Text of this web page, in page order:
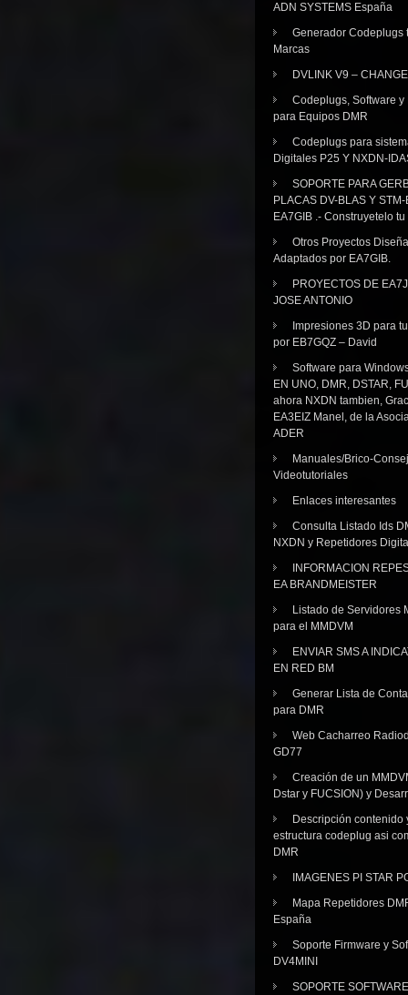
ADN SYSTEMS España
Generador Codeplugs
Marcas
DVLINK V9 –
Codeplugs, Software y
para Equipos DMR
Codeplugs para
Digitales P25 Y NXDN-
SOPORTE PARA
PLACAS DV-BLAS Y
EA7GIB .- Construyetelo
Otros Proyectos
Adaptados por EA7GIB.
PROYECTOS DE
JOSE ANTONIO
Impresiones 3D para
por EB7GQZ – David
Software para
EN UNO, DMR, DSTAR,
ahora NXDN tambien,
EA3EIZ Manel, de la
ADER
Manuales/Brico-
Videotutoriales
Enlaces interesantes
Consulta Listado Ids
NXDN y Repetidores
INFORMACION
EA BRANDMEISTER
Listado de Servidores
para el MMDVM
ENVIAR SMS A
EN RED BM
Generar Lista de
para DMR
Web Cacharreo
GD77
Creación de un
Dstar y FUCSION) y
Descripción contenido
estructura codeplug asi
DMR
IMAGENES PI STAR
Mapa Repetidores
España
Soporte Firmware y
DV4MINI
SOPORTE SOFTWARE